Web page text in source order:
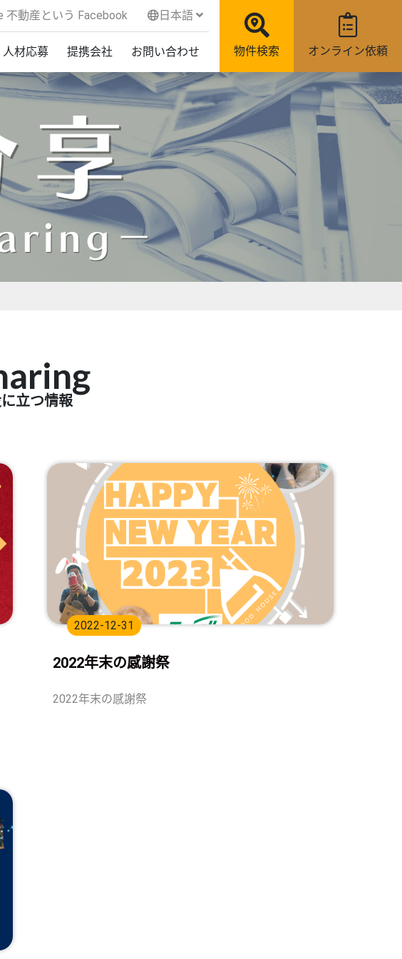
不動産という Facebook 日本語
人材応募 提携会社 お問い合わせ 物件検索 オンライン依頼
立つ情報
2022-12-31
2022年末の感謝祭
2022年末の感謝祭